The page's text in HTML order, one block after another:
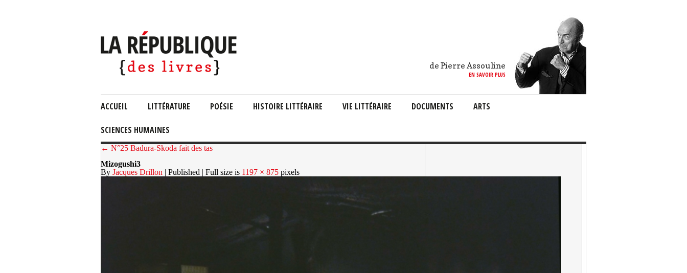
de Pierre Assouline
EN SAVOIR PLUS
ACCUEIL LITTÉRATURE POÉSIE HISTOIRE LITTÉRAIRE VIE LITTÉRAIRE DOCUMENTS ARTS
SCIENCES HUMAINES
← N°25 Badura-Skoda fait des tas
Mizogushi3
By Jacques Drillon | Published | Full size is 1197 × 875 pixels